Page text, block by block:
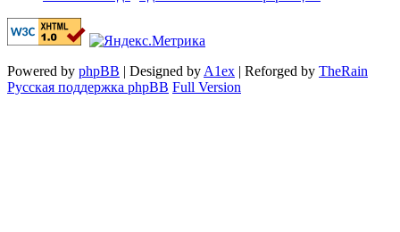
Powered by phpBB | Designed by A1ex | Reforged by TheRain
Русская поддержка phpBB Full Version